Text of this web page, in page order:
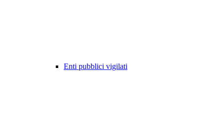
Enti pubblici vigilati